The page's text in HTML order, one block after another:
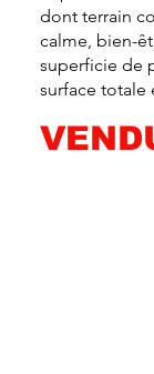
dont terrain
calme, bien-
superficie de
surface totale